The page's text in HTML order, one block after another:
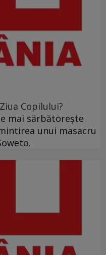
Copilului?
mai sărbătoreşte
unui masacru